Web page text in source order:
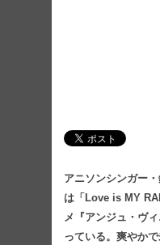
アニソンシンガー
は「Love is MY
メ『アンジュ・ヴ
っている。爽やか